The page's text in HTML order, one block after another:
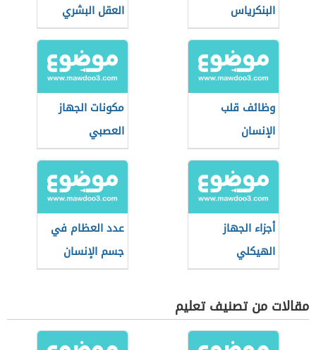
البنكرياس
العقل البشري
وظائف قلب
الإنسان
مكونات الجهاز
العصبي
أجزاء الجهاز
الهيكلي
عدد العظام في
جسم الإنسان
البالغ
مقالات من تصنيف تعليم